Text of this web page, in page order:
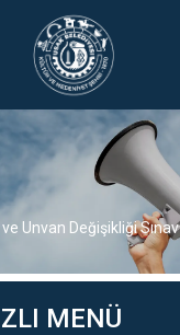
Unvan Değişikliği Sınav
MENÜ